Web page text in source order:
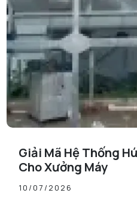
Giải Mã Hệ Thống
Cho Xưởng Máy
10/07/2026